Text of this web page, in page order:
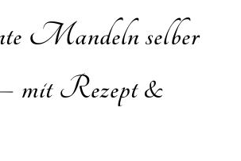
Mandeln selber
mit Rezept &